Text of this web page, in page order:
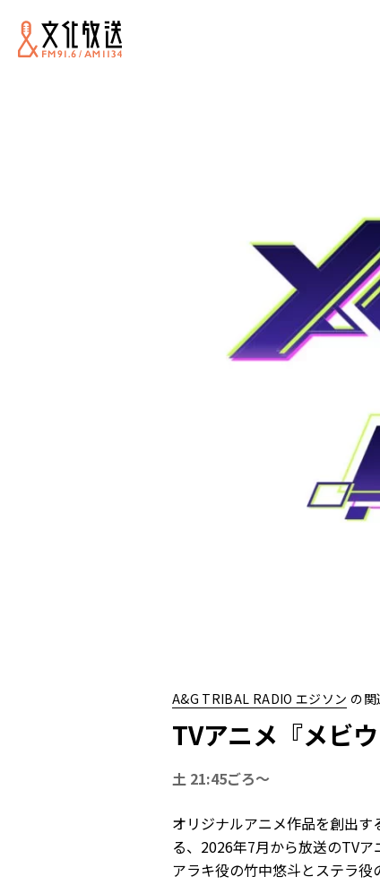
A&G TRIBAL RADIO エジソン の関
TVアニメ『メビ
土 21:45ごろ〜
オリジナルアニメ作品を創出
る、2026年7月から放送のTVア
アラキ役の竹中悠斗とステラ役